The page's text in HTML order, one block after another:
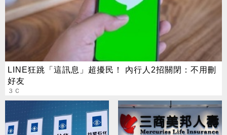
LINE狂跳「這訊息」超擾民！ 內行人2招關閉：不用刪
好友
３Ｃ